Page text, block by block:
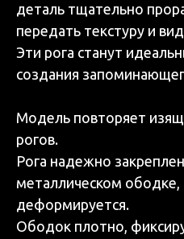
деталь тщательно
передать текстуру и
Эти рога станут
создания
Модель повторяет
рогов.
Рога надежно
металлическом ободке,
деформируется.
Ободок плотно,